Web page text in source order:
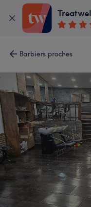
Barbiers proches